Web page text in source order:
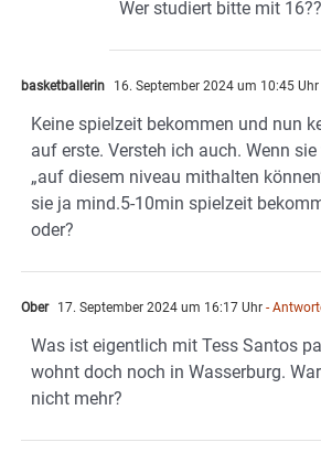
Wer studiert bitte mit
basketballerin 16. September 2024 um 10:45 Uhr
Keine spielzeit bekommen und nun
auf erste. Versteh ich auch. Wenn
„auf diesem niveau mithalten
sie ja mind.5-10min spielzeit
oder?
Ober 17. September 2024 um 16:17 Uhr -
Was ist eigentlich mit Tess Santos
wohnt doch noch in Wasserburg.
nicht mehr?